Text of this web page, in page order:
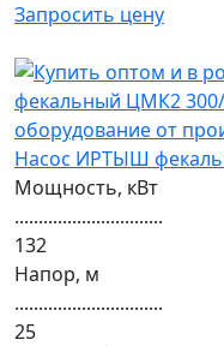
Запросить цену
Насос ИРТЫШ
Мощность, кВт
...............................
132
Напор, м
...............................
25